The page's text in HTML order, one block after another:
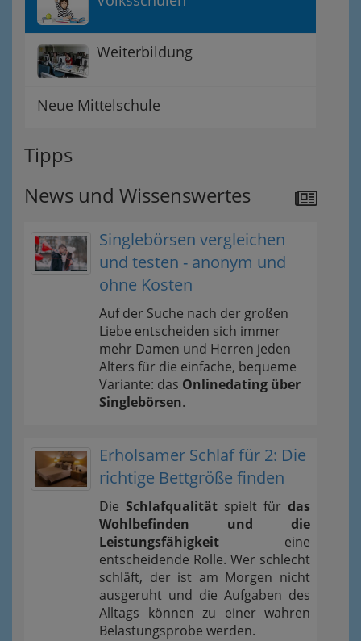
Weiterbildung
Neue Mittelschule
Tipps
News und Wissenswertes
Singlebörsen vergleichen
und testen - anonym und
ohne Kosten
Auf der Suche nach der großen
Liebe entscheiden sich immer
mehr Damen und Herren jeden
Alters für die einfache, bequeme
Variante: das Onlinedating über
Singlebörsen.
Erholsamer Schlaf für 2: Die
richtige Bettgröße finden
Die Schlafqualität spielt für das
Wohlbefinden und die
Leistungsfähigkeit eine
entscheidende Rolle. Wer schlecht
schläft, der ist am Morgen nicht
ausgeruht und die Aufgaben des
Alltags können zu einer wahren
Belastungsprobe werden.